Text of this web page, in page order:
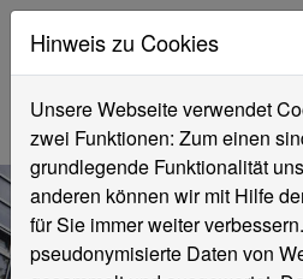
Hinweis zu Cookies
Unsere Webseite verwendet
zwei Funktionen: Zum einen
grundlegende Funktionalität
anderen können wir mit Hilfe
für Sie immer weiter
pseudonymisierte Daten von